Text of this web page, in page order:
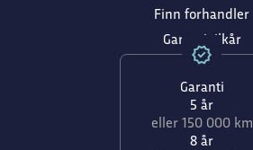
Finn forhandler
Garantivilkår
Garanti
5 år
eller 150 000 km
8 år